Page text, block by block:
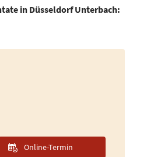
in Düsseldorf Unterbach:
Online-Termin